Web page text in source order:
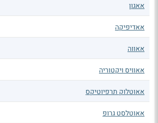
אאגון
אאדיפיקה
אאווה
אאוויס ויקטוריה
אאוטלוק תרפיוטיקס
אאוטלסט גרופ